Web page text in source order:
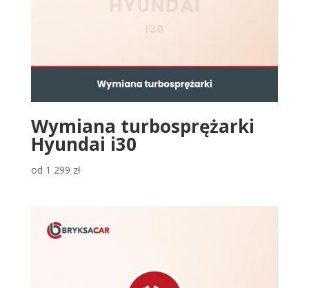
Wymiana turbosprężarki
Hyundai i30
od 1 299 zł